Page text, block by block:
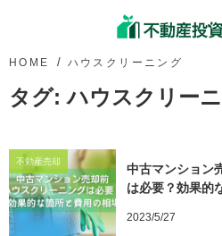
HOME ハウスクリーニング
タグ:ハウスクリー
不動産売却
中古マンション
は必要？効果的
2023/5/27